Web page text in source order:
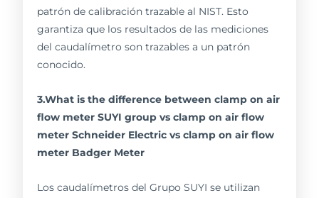
patrón de calibración trazable al NIST. Esto
garantiza que los resultados de las mediciones
del caudalímetro son trazables a un patrón
conocido.
3.What is the difference between clamp on air
flow meter SUYI group vs clamp on air flow
meter Schneider Electric vs clamp on air flow
meter Badger Meter
Los caudalímetros del Grupo SUYI se utilizan